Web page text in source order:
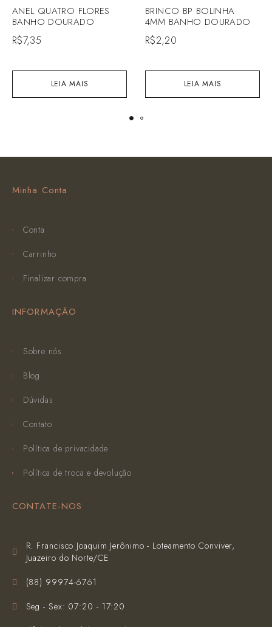
LEIA MAIS
ANEL QUATRO FLORES
BANHO DOURADO
R$7,35
LEIA MAIS
BRINCO BP BOLINHA
4MM BANHO DOURADO
R$2,20
Minha Conta
Conta
Carrinho
Finalizar compra
INFORMAÇÃO
Sobre nós
Blog
Dúvidas
Contato
Política de privacidade
Política de troca e devolução
CONTATE-NOS
R. Francisco Joaquim Jerônimo - Loteamento Conviver,
Juazeiro do Norte/CE
(‪88) 99974-6761‬
Seg - Sex: 07:20 - 17:20